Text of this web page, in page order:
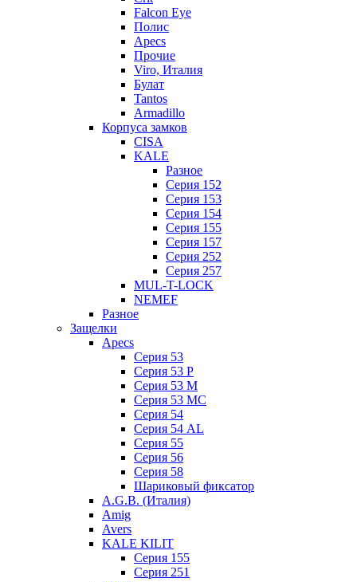
Falcon Eye
Полис
Apecs
Прочие
Viro, Италия
Булат
Tantos
Armadillo
Корпуса замков
CISA
KALE
Разное
Серия 152
Серия 153
Серия 154
Серия 155
Серия 157
Серия 252
Серия 257
MUL-T-LOCK
NEMEF
Разное
Защелки
Apecs
Серия 53
Серия 53 P
Серия 53 М
Серия 53 МC
Серия 54
Серия 54 AL
Серия 55
Серия 56
Серия 58
Шариковый фиксатор
A.G.B. (Италия)
Amig
Avers
KALE KILIT
Серия 155
Серия 251